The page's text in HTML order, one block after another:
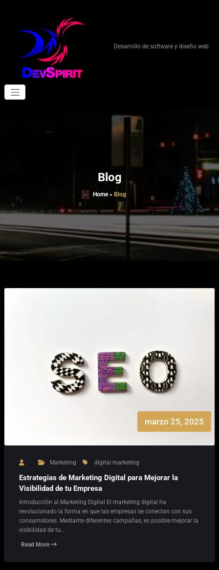
Desarrollo de software y diseño web
Blog
Home» Blog
marzo 25, 2025
Marketing digital marketing
Estrategias de Marketing Digital para Mejorar la
Visibilidad de tu Empresa
Introducción al Marketing Digital El marketing digital ha
revolucionado la forma en que las empresas se conectan con sus
consumidores. Mediante diferentes campañas, es posible mejorar la
visibilidad de tu…
Read More